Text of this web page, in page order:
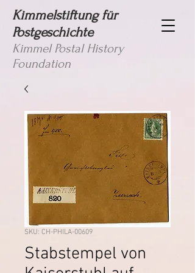
Kimmelstiftung für
Postgeschichte
Kimmel Postal History
Foundation
SKU: CH-PHILA-00609
Stabstempel von